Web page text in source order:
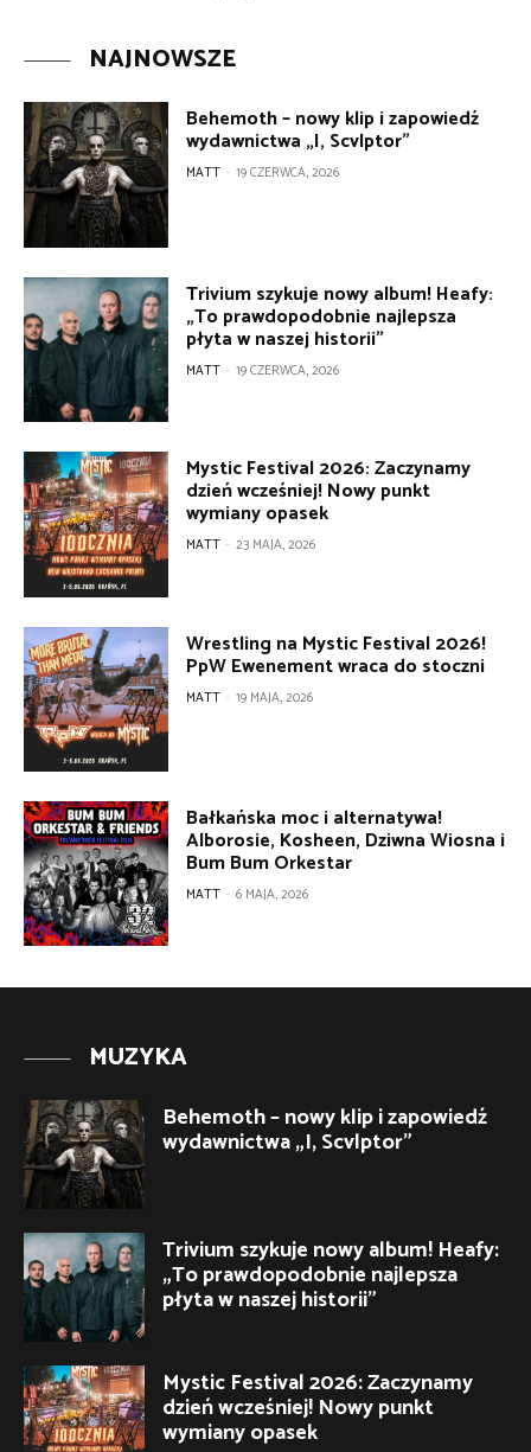
NAJNOWSZE
Behemoth – nowy klip i zapowiedź
wydawnictwa „I, Scvlptor”
MATT - 19 CZERWCA, 2026
Trivium szykuje nowy album! Heafy:
„To prawdopodobnie najlepsza
płyta w naszej historii”
MATT - 19 CZERWCA, 2026
Mystic Festival 2026: Zaczynamy
dzień wcześniej! Nowy punkt
wymiany opasek
MATT - 23 MAJA, 2026
Wrestling na Mystic Festival 2026!
PpW Ewenement wraca do stoczni
MATT - 19 MAJA, 2026
Bałkańska moc i alternatywa!
Alborosie, Kosheen, Dziwna Wiosna i
Bum Bum Orkestar
MATT - 6 MAJA, 2026
MUZYKA
Behemoth – nowy klip i zapowiedź
wydawnictwa „I, Scvlptor”
Trivium szykuje nowy album! Heafy:
„To prawdopodobnie najlepsza
płyta w naszej historii”
Mystic Festival 2026: Zaczynamy
dzień wcześniej! Nowy punkt
wymiany opasek